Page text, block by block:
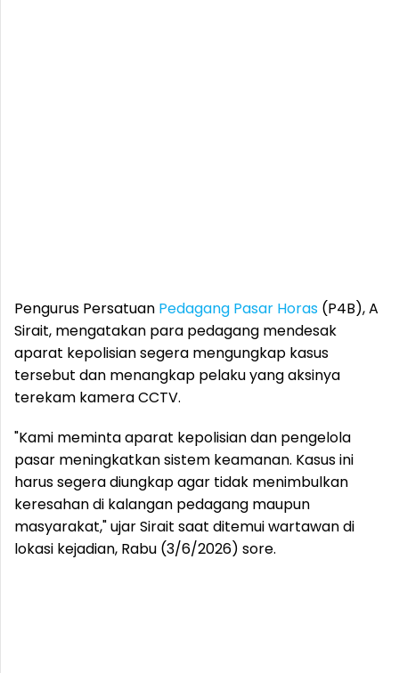
Pengurus Persatuan Pedagang Pasar Horas (P4B), A
Sirait, mengatakan para pedagang mendesak
aparat kepolisian segera mengungkap kasus
tersebut dan menangkap pelaku yang aksinya
terekam kamera CCTV.
"Kami meminta aparat kepolisian dan pengelola
pasar meningkatkan sistem keamanan. Kasus ini
harus segera diungkap agar tidak menimbulkan
keresahan di kalangan pedagang maupun
masyarakat," ujar Sirait saat ditemui wartawan di
lokasi kejadian, Rabu (3/6/2026) sore.